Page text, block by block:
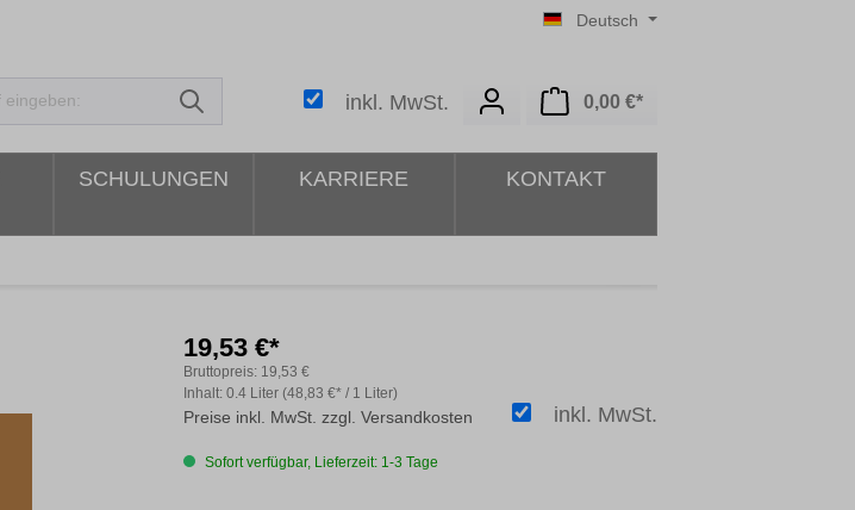
Deutsch
inkl. MwSt. 0,00 €*Warenkorb enthält 0
SCHULUNGEN KARRIERE KONTAKT
19,53 €*
Inhalt: 0.4 Liter (48,83 €* / 1 Liter)
Bruttopreis: 19,53 €
inkl. MwSt.
Preise inkl. MwSt. zzgl. Versandkosten
Sofort verfügbar, Lieferzeit: 1-3 Tage